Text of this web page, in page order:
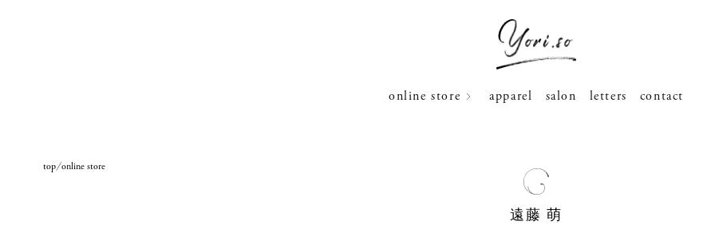
online store apparel salon letters contact
top online store
遠藤 萌